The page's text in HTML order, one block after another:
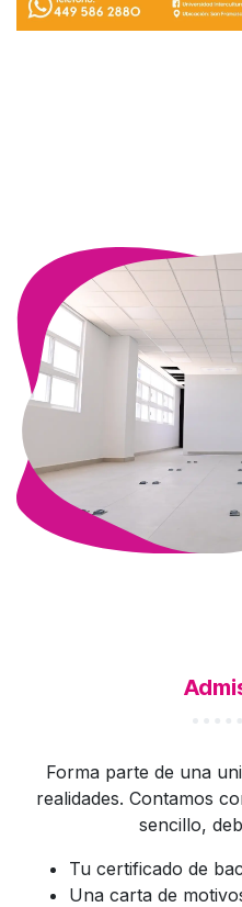
Forma parte de una
realidades. Contamos
sencillo,
Tu certificado de
Una carta de